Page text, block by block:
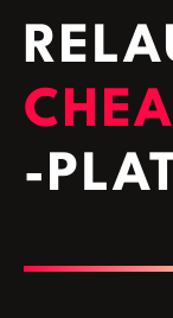
-